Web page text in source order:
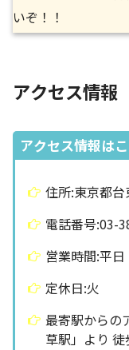
いぞ！！
アクセス情報
アクセス情報は
住所:東京都
電話番号:03-
営業時間:平
定休日:火
最寄駅からの
草駅」より